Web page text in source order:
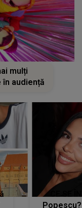
mulți
audiență